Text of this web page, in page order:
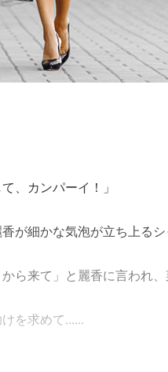
、カンパーイ！」
が細かな気泡が立ち上るシ
ら来て」と麗香に言われ、
を求めて......